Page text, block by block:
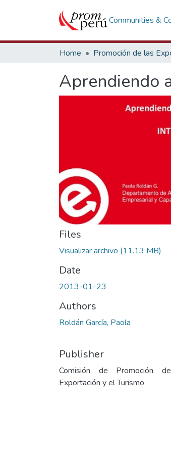
Communities &
Home
Aprendiendo
Files
Visualizar archivo (11.13 MB)
Date
2013-01-23
Authors
Roldán García, Paola
Publisher
Comisión de Promoción
Exportación y el Turismo